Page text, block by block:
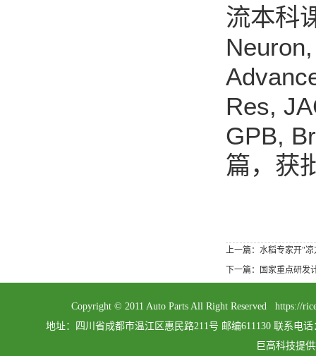
流本科
Res,
GPB,
篇，获
上一篇：水稻专家开"
下一篇：国家重点研
Copyright © 2011 Auto Parts All Right Reserved
地址：四川省成都市温江区惠民路211号 邮编611130 联系电话
巨高科技提